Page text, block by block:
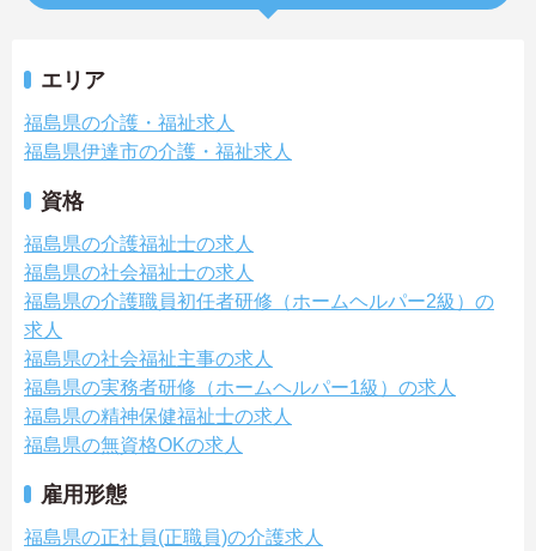
エリア
福島県の介護・福祉求人
福島県伊達市の介護・福祉求人
資格
福島県の介護福祉士の求人
福島県の社会福祉士の求人
福島県の介護職員初任者研修（ホームヘルパー2級）の
求人
福島県の社会福祉主事の求人
福島県の実務者研修（ホームヘルパー1級）の求人
福島県の精神保健福祉士の求人
福島県の無資格OKの求人
雇用形態
福島県の正社員(正職員)の介護求人